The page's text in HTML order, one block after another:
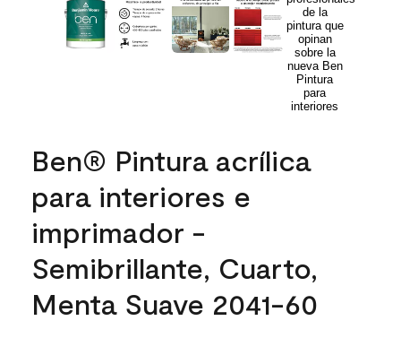
Ben® Pintura acrílica
para interiores e
imprimador -
Semibrillante, Cuarto,
Menta Suave 2041-60